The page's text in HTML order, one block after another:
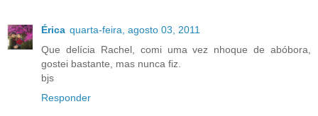
Érica quarta-feira, agosto 03, 2011
Que delícia Rachel, comi uma vez nhoque de abóbora,
gostei bastante, mas nunca fiz.
bjs
Responder